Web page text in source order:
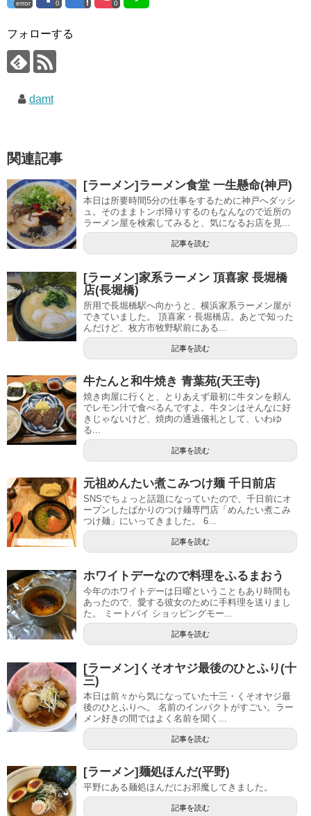
error 0 0
フォローする
damt
関連記事
[ラーメン]ラーメン食堂 一生懸命(神戸)
本日は所要時間5分の仕事をするために神戸へダッシ
ュ。そのままトンボ帰りするのもなんなので近所の
ラーメン屋を検索してみると、気になるお店を見...
記事を読む
[ラーメン]家系ラーメン 頂喜家 長堀橋
店(長堀橋)
所用で長堀橋駅へ向かうと、横浜家系ラーメン屋が
できていました。 頂喜家・長堀橋店。あとで知った
んだけど、枚方市牧野駅前にある...
記事を読む
牛たんと和牛焼き 青葉苑(天王寺)
焼き肉屋に行くと、とりあえず最初に牛タンを頼ん
でレモン汁で食べるんですよ。牛タンはそんなに好
きじゃないけど、焼肉の通過儀礼として、いわゆ
る...
記事を読む
元祖めんたい煮こみつけ麺 千日前店
SNSでちょっと話題になっていたので、千日前にオ
ープンしたばかりのつけ麺専門店「めんたい煮こみ
つけ麺」にいってきました。 6...
記事を読む
ホワイトデーなので料理をふるまおう
今年のホワイトデーは日曜ということもあり時間も
あったので、愛する彼女のために手料理を送りまし
た。 ミートパイ ショッピングモー...
記事を読む
[ラーメン]くそオヤジ最後のひとふり(十
三)
本日は前々から気になっていた十三・くそオヤジ最
後のひとふりへ。 名前のインパクトがすごい。ラー
メン好きの間ではよく名前を聞く...
記事を読む
[ラーメン]麺処ほんだ(平野)
平野にある麺処ほんだにお邪魔してきました。
記事を読む